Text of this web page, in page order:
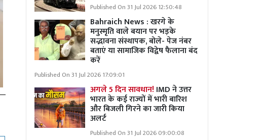
Published On 31 Jul 2026 12:50:48
Bahraich News : खरगे के
मनुस्मृति वाले बयान पर भड़के
सद्भावना संस्थापक, बोले- पेज नंबर
बताएं या सामाजिक विद्वेष फैलाना बंद
करें
Published On 31 Jul 2026 17:09:01
अगले 5 दिन सावधान! IMD ने उत्तर
भारत के कई राज्यों में भारी बारिश
और बिजली गिरने का जारी किया
अलर्ट
Published On 31 Jul 2026 09:00:08